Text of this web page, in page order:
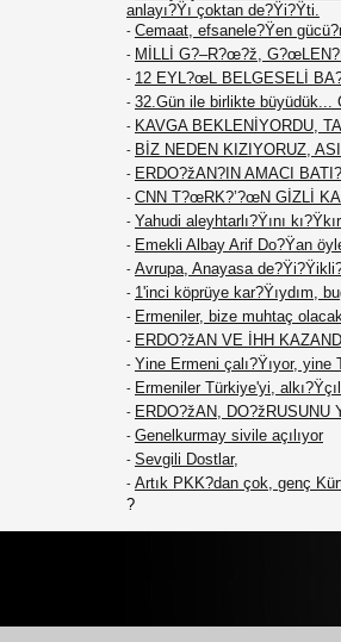
anlayı?Ÿı çoktan de?Ÿi?Ÿti.
- Cemaat, efsanele?Ÿen
- MİLLİ G?–R?œ?ž,
- 12 EYL?œL BELGESELİ
- 32.Gün ile birlikte büyüdük...
- KAVGA BEKLENİYORDU,
- BİZ NEDEN KIZIYORUZ,
- ERDO?žAN?IN AMACI
- CNN T?œRK?’?œN GİZLİ
- Yahudi aleyhtarlı?Ÿını
- Emekli Albay Arif Do?Ÿan
- Avrupa, Anayasa
- 1'inci köprüye kar?Ÿıydım,
- Ermeniler, bize muhtaç
- ERDO?žAN VE İHH
- Yine Ermeni çalı?Ÿıyor, yine
- Ermeniler Türkiye'yi,
- ERDO?žAN, DO?žRUSUNU
- Genelkurmay sivile açılıyor
- Sevgili Dostlar,
- Artık PKK?dan çok, genç
?